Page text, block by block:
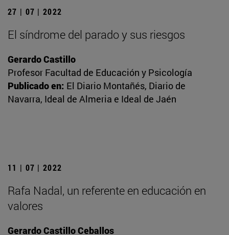
27 | 07 | 2022
El síndrome del parado y sus riesgos
Gerardo Castillo
Profesor Facultad de Educación y Psicología
Publicado en: El Diario Montañés, Diario de
Navarra, Ideal de Almeria e Ideal de Jaén
11 | 07 | 2022
Rafa Nadal, un referente en educación en
valores
Gerardo Castillo Ceballos